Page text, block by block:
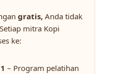
gratis, Anda tidak
mitra Kopi
ke:
– Program pelatihan